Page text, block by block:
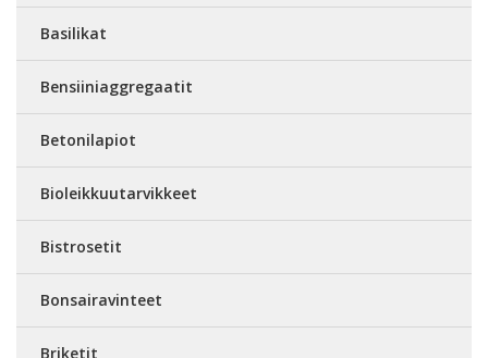
Basilikat
Bensiiniaggregaatit
Betonilapiot
Bioleikkuutarvikkeet
Bistrosetit
Bonsairavinteet
Briketit